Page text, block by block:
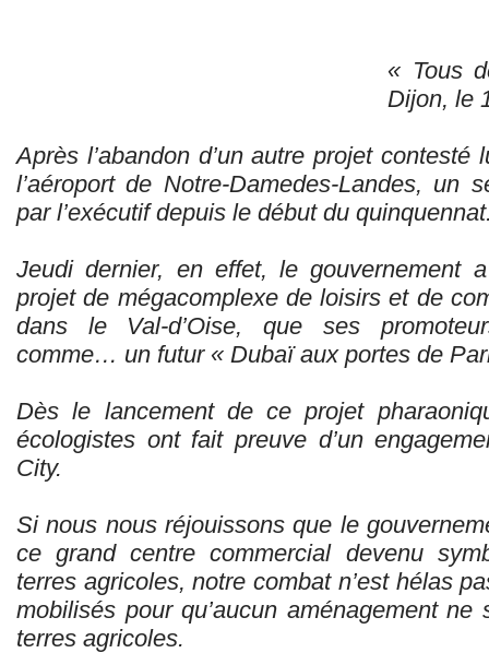
« Tous
Dijon, le
Après l’abandon d’un autre projet
l’aéroport de Notre-Damedes-Landes, un
par l’exécutif depuis le début du
Jeudi dernier, en effet, le gouvernement
projet de mégacomplexe de loisirs et de
dans le Val-d’Oise, que ses
comme… un futur « Dubaï aux portes de
Dès le lancement de ce projet
écologistes ont fait preuve d’un
City.
Si nous nous réjouissons que le
ce grand centre commercial devenu
terres agricoles, notre combat n’est hélas
mobilisés pour qu’aucun aménagement
terres agricoles.